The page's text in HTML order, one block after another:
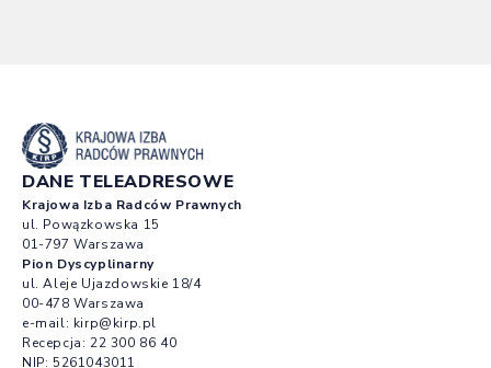
DANE TELEADRESOWE
Krajowa Izba Radców Prawnych
ul. Powązkowska 15
01-797 Warszawa
Pion Dyscyplinarny
ul. Aleje Ujazdowskie 18/4
00-478 Warszawa
e-mail: kirp@kirp.pl
Recepcja: 22 300 86 40
NIP: 5261043011